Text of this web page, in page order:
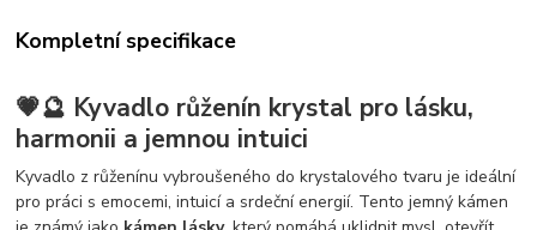
Kompletní specifikace
💗🔮 Kyvadlo růženín krystal pro lásku,
harmonii a jemnou intuici
Kyvadlo z růženínu vybroušeného do krystalového tvaru je ideální
pro práci s emocemi, intuicí a srdeční energií. Tento jemný kámen